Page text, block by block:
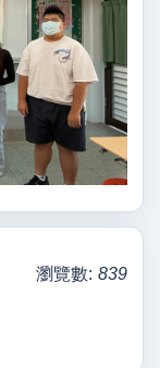
瀏覽數: 839